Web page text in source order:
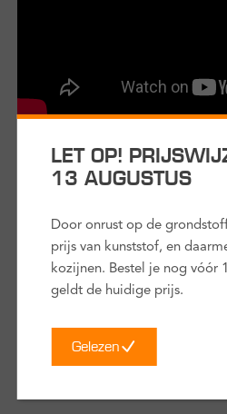
Een ClickOver® kozijn
2 maten belangrijk die je moet
kozijndagmaat en ter controle de
deze video legt Thomas je uit
nauwkeurig inmeet.
3 minuten
LET OP!
13 AUGUSTUS
Door onrust op de
prijs van kunststof, en
kozijnen. Bestel je nog vóór
geldt de huidige prijs.
Gelezen